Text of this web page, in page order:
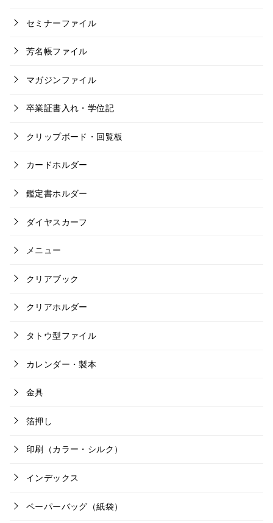
セミナーファイル
芳名帳ファイル
マガジンファイル
卒業証書入れ・学位記
クリップボード・回覧板
カードホルダー
鑑定書ホルダー
ダイヤスカーフ
メニュー
クリアブック
クリアホルダー
タトウ型ファイル
カレンダー・製本
金具
箔押し
印刷（カラー・シルク）
インデックス
ペーパーバッグ（紙袋）